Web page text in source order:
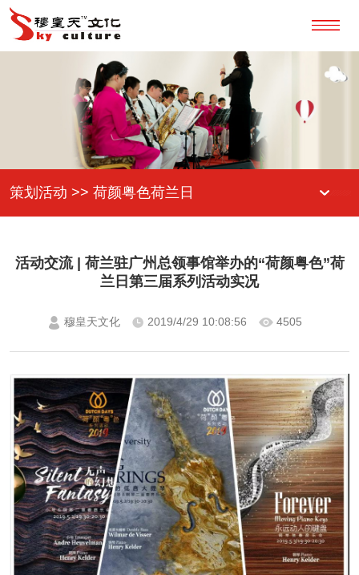
策划活动 >> 荷颜粤色荷兰日
活动交流 | 荷兰驻广州总领事馆举办的“荷颜粤色”荷
兰日第三届系列活动实况
穆皇天文化 2019/4/29 10:08:56 4505